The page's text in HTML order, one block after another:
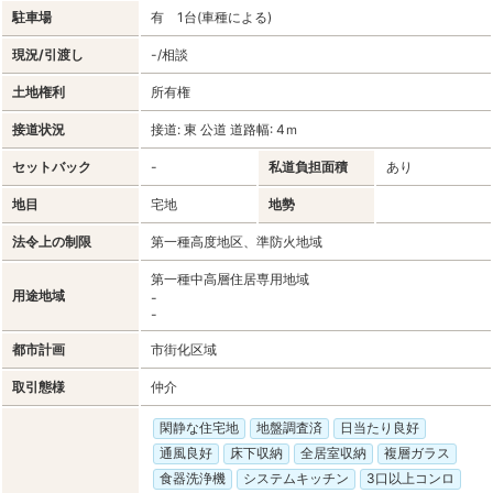
駐車場 有 1台(車種による)
現況/引渡し -/相談
土地権利 所有権
接道状況 接道: 東 公道 道路幅: 4ｍ
セットバック - 私道負担面積 あり
地目 宅地 地勢
法令上の制限 第一種高度地区、準防火地域
用途地域
第一種中高層住居専用地域
-
-
都市計画 市街化区域
取引態様 仲介
閑静な住宅地 地盤調査済
日当たり良好
通風良好
床下収納 全居室収納
複層ガラス
食器洗浄機
システムキッチン
3口以上コンロ